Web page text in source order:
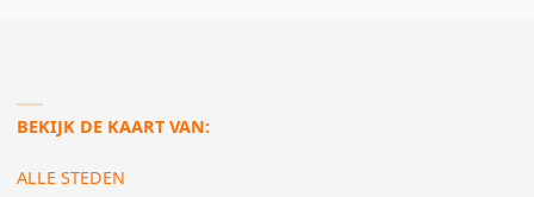
BEKIJK DE KAART VAN:
ALLE STEDEN